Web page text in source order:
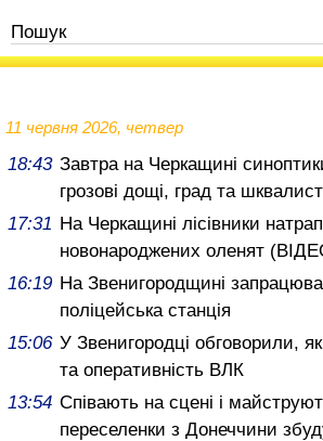
11 червня 2026, четвер
18:43 Завтра на Черкащині
грозові дощі, град та
17:31 На Черкащині лісівники
новонароджених оленят
16:19 На Звенигородщині
поліцейська станція
15:06 У Звенигородці обговорили,
та оперативність ВЛК
13:54 Співають на сцені і
переселенки з Донеччини